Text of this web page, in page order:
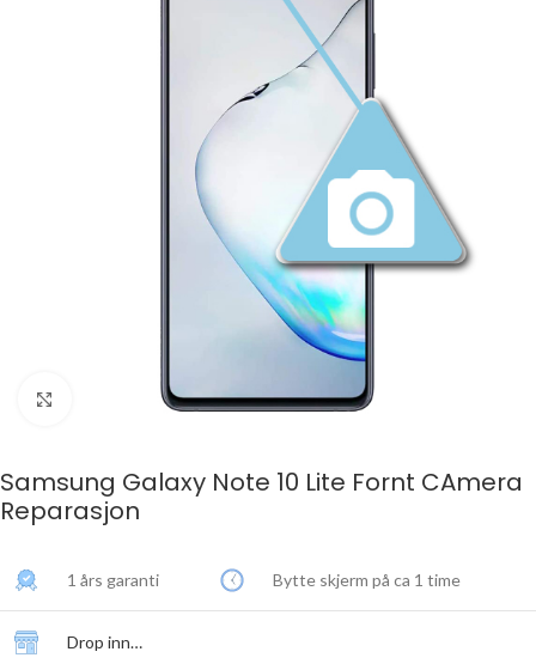
Click to enlarge
Samsung Galaxy Note 10 Lite Fornt CAmera
Reparasjon
1 års garanti Bytte skjerm på ca 1 time
Drop inn…